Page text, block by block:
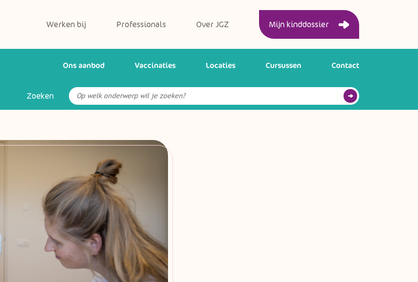
Werken bij Professionals Over JGZ Mijn kinddossier
Ons aanbod Vaccinaties Locaties Cursussen Contact
Zoeken